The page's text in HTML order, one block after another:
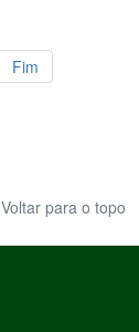
Fim
Voltar para o topo